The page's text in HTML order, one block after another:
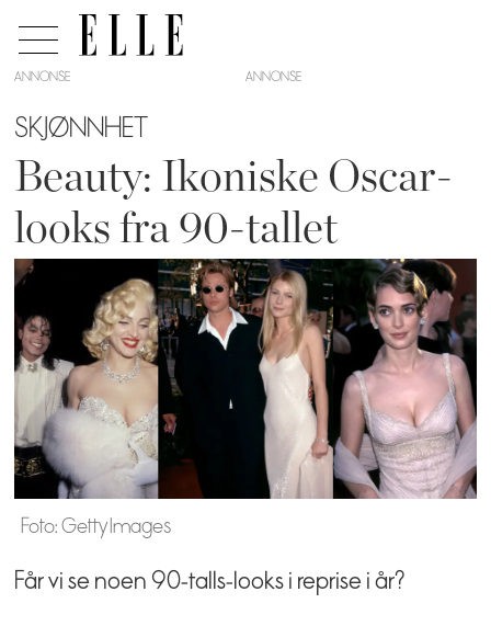
ANNONSE
SKJØNNHET
Beauty: Ikoniske Oscar-
looks fra 90-tallet
Foto: Getty Images
Får vi se noen 90-talls-looks i reprise i år?